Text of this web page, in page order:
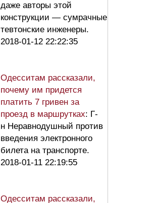
даже авторы этой
конструкции — сумрачные
тевтонские инженеры.
2018-01-12 22:22:35
Одесситам рассказали,
почему им придется
платить 7 гривен за
проезд в маршрутках: Г-
н Неравнодушный против
введения электронного
билета на транспорте.
2018-01-11 22:19:55
Одесситам рассказали,